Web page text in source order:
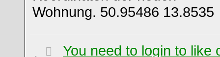
Wohnung. 50.95486 13.8535
You need to login to like